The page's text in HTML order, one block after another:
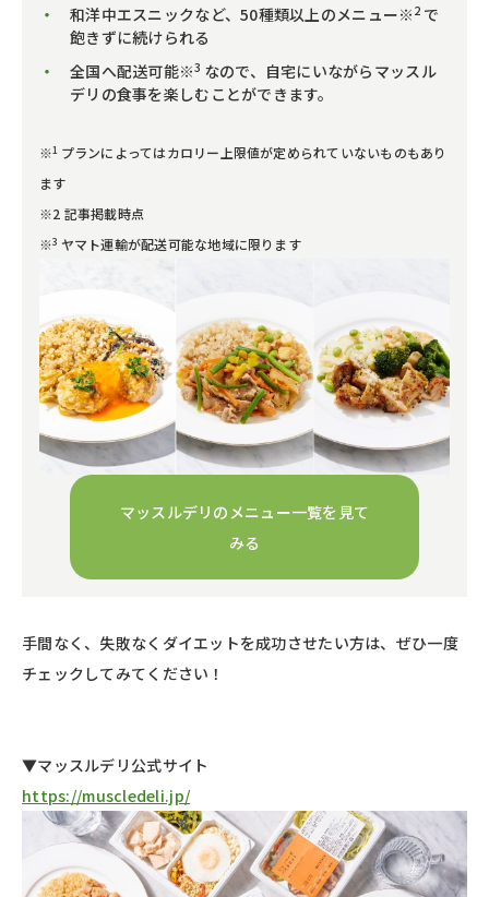
和洋中エスニックなど、50種類以上のメニュー※ 2 で
飽きずに続けられる
全国へ配送可能※3 なので、自宅にいながらマッスル
デリの食事を楽しむことができます。
※1 プランによってはカロリー上限値が定められていないものもあり
ます
※2 記事掲載時点
※3 ヤマト運輸が配送可能な地域に限ります
マッスルデリのメニュー一覧を見て
みる
手間なく、失敗なくダイエットを成功させたい方は、ぜひ一度
チェックしてみてください！
▼マッスルデリ公式サイト
https://muscledeli.jp/